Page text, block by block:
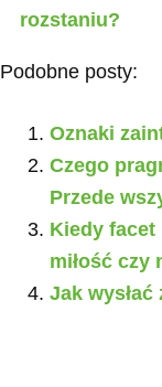
rozstaniu?
Podobne posty:
Oznaki
Czego
Przede
Kiedy
miłość czy
Jak wysłać